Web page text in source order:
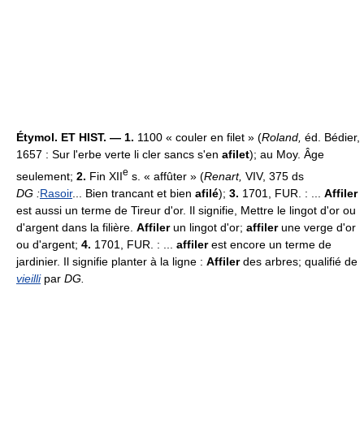
Étymol. ET HIST. — 1. 1100 « couler en filet » (Roland, éd. Bédier,
1657 : Sur l'erbe verte li cler sancs s'en afilet); au Moy. Âge
seulement; 2. Fin XIIe s. « affûter » (Renart, VIV, 375 ds
DG :Rasoir... Bien trancant et bien afilé); 3. 1701, FUR. : ... Affiler
est aussi un terme de Tireur d'or. Il signifie, Mettre le lingot d'or ou
d'argent dans la filière. Affilerun lingot d'or; affilerune verge d'or
ou d'argent; 4. 1701, FUR. : ... affilerest encore un terme de
jardinier. Il signifie planter à la ligne : Affilerdes arbres; qualifié de
vieillipar DG.